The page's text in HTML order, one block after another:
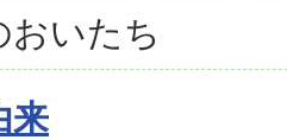
おいたち
来